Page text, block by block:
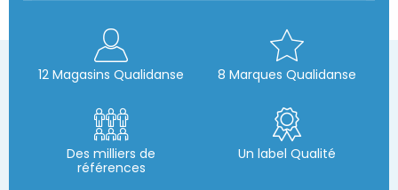
12 Magasins Qualidanse 8 Marques Qualidanse
Des milliers de
références
Un label Qualité